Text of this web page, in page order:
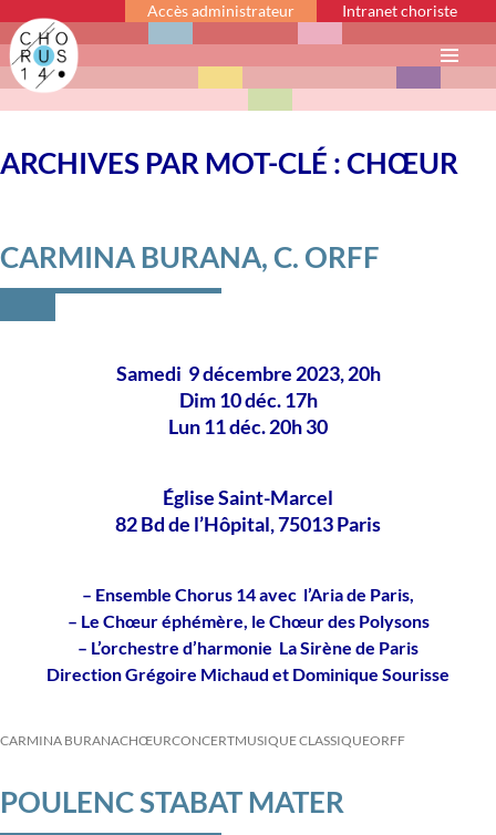
Accès administrateur Intranet choriste
ARCHIVES PAR MOT-CLÉ : CHŒUR
CARMINA BURANA, C. ORFF
Samedi 9 décembre 2023, 20h
Dim 10 déc. 17h
Lun 11 déc. 20h 30
Église Saint-Marcel
82 Bd de l’Hôpital, 75013 Paris
– Ensemble Chorus 14 avec l’Aria de Paris,
– Le Chœur éphémère, le Chœur des Polysons
– L’orchestre d’harmonie La Sirène de Paris
Direction Grégoire Michaud et Dominique Sourisse
CARMINA BURANACHŒURCONCERTMUSIQUE CLASSIQUEORFF
POULENC STABAT MATER